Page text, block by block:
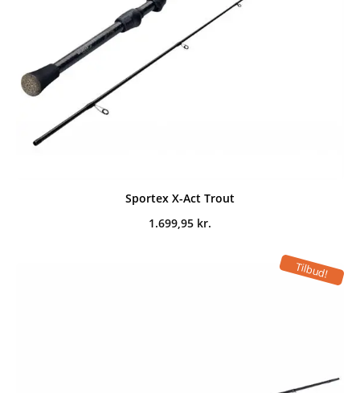
Sportex X-Act Trout
1.699,95 kr.
Tilbud!